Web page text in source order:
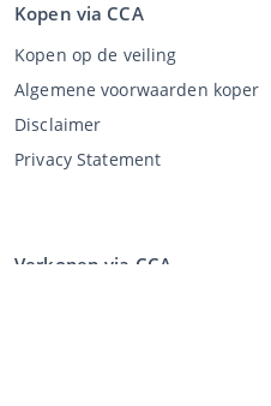
Kopen via CCA
Kopen op de veiling
Algemene voorwaarden koper
Disclaimer
Privacy Statement
Verkopen via CCA